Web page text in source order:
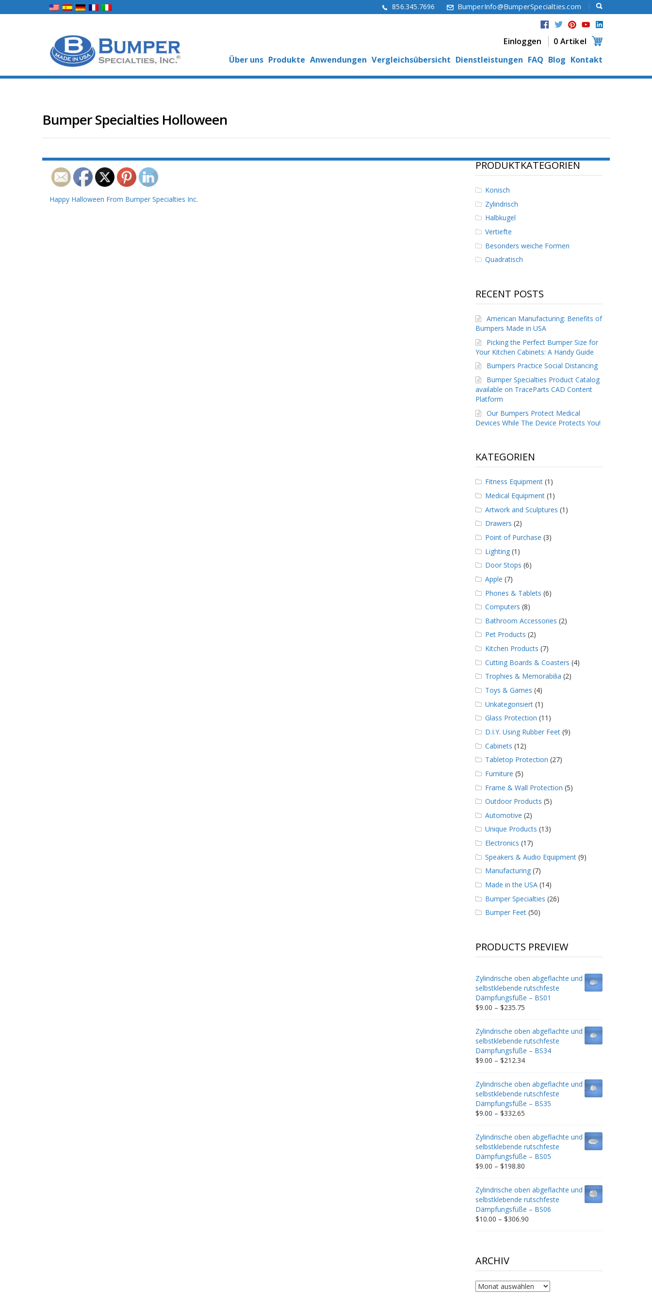
856.345.7696 BumperInfo@BumperSpecialties.com
Einloggen
0 Artikel
Über uns Produkte Anwendungen Vergleichsübersicht Dienstleistungen FAQ Blog Kontakt
Bumper Specialties Holloween
Beitrags-
Happy Halloween From Bumper Specialties Inc.
PRODUKTKATEGORIEN
Konisch
Zylindrisch
Halbkugel
Vertiefte
Besonders weiche Formen
Quadratisch
RECENT POSTS
American Manufacturing: Benefits of
Bumpers Made in USA
Picking the Perfect Bumper Size for
Your Kitchen Cabinets: A Handy Guide
Bumpers Practice Social Distancing
Bumper Specialties Product Catalog
available on TraceParts CAD Content
Platform
Our Bumpers Protect Medical
Devices While The Device Protects You!
KATEGORIEN
Fitness Equipment(1)
Medical Equipment(1)
Artwork and Sculptures (1)
Drawers (2)
Point of Purchase (3)
Lighting(1)
Door Stops (6)
Apple (7)
Phones & Tablets (6)
Computers (8)
Bathroom Accessories (2)
Pet Products (2)
Kitchen Products (7)
Cutting Boards & Coasters (4)
Trophies & Memorabilia (2)
Toys & Games (4)
Unkategorisiert(1)
Glass Protection (11)
D.I.Y. Using Rubber Feet(9)
Cabinets (12)
Tabletop Protection (27)
Furniture (5)
Frame & Wall Protection (5)
Outdoor Products (5)
Automotive (2)
Unique Products (13)
Electronics (17)
Speakers & Audio Equipment(9)
Manufacturing(7)
Made in the USA(14)
Bumper Specialties (26)
Bumper Feet(50)
PRODUCTS PREVIEW
Zylindrische oben abgeflachte und
selbstklebende rutschfeste
Dämpfungsfüße – BS01
$9.00 – $235.75Price
$9.00
through
$235.75
Zylindrische oben abgeflachte und
selbstklebende rutschfeste
Dämpfungsfüße – BS34
$9.00 – $212.34Price
$9.00
through
$212.34
Zylindrische oben abgeflachte und
selbstklebende rutschfeste
Dämpfungsfüße – BS35
$9.00 – $332.65Price
$9.00
through
$332.65
Zylindrische oben abgeflachte und
selbstklebende rutschfeste
Dämpfungsfüße – BS05
$9.00 – $198.80Price
$9.00
through
$198.80
Zylindrische oben abgeflachte und
selbstklebende rutschfeste
Dämpfungsfüße – BS06
$10.00 – $306.90Price
ARCHIV
Archiv